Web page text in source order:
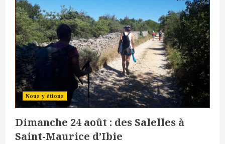
Nous y étions
Dimanche 24 août : des Salelles à
Saint-Maurice d’Ibie